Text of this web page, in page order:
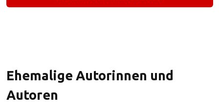
Ehemalige Autorinnen und
Autoren